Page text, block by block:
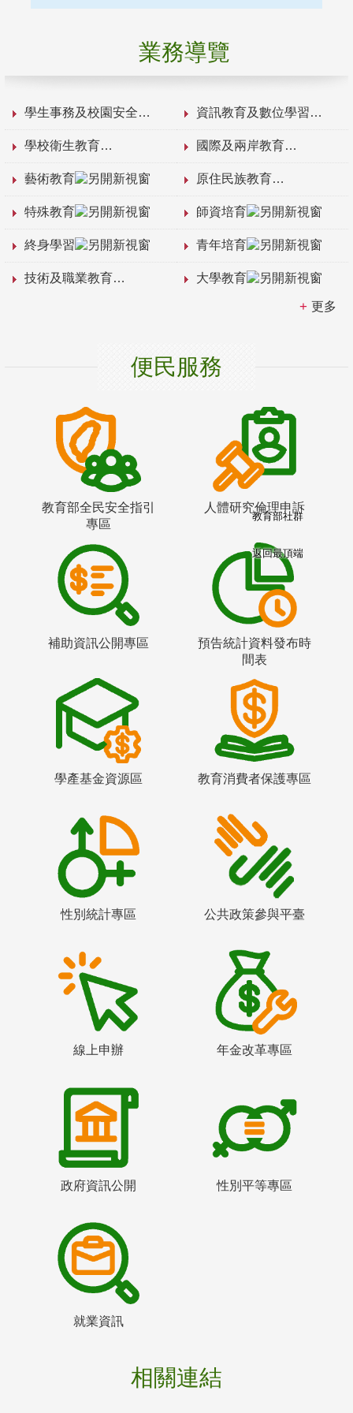
業務導覽
學生事務及校園安全 資訊教育及數位學習
學校衛生教育 國際及兩岸教育
藝術教育 原住民族教育
特殊教育 師資培育
終身學習 青年培育
技術及職業教育 大學教育
更多
便民服務
教育部全民安全指引
專區
人體研究倫理申訴
補助資訊公開專區
預告統計資料發布時
間表
學產基金資源區 教育消費者保護專區
性別統計專區 公共政策參與平臺
線上申辦 年金改革專區
政府資訊公開 性別平等專區
就業資訊
相關連結
教育部社群
返回最頂端